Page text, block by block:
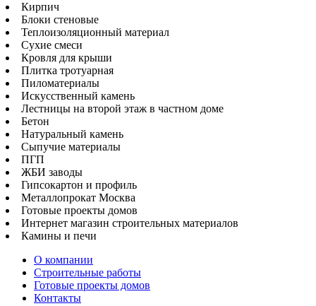
Кирпич
Блоки стеновые
Теплоизоляционный материал
Сухие смеси
Кровля для крыши
Плитка тротуарная
Пиломатериалы
Искусственный камень
Лестницы на второй этаж в частном доме
Бетон
Натуральный камень
Сыпучие материалы
ПГП
ЖБИ заводы
Гипсокартон и профиль
Металлопрокат Москва
Готовые проекты домов
Интернет магазин строительных материалов
Камины и печи
О компании
Строительные работы
Готовые проекты домов
Контакты